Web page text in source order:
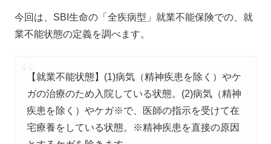
今回は、SBI生命の「全疾病型」就業不能保険での、就
業不能状態の定義を調べます。
【就業不能状態】(1)病気（精神疾患を除く）やケ
ガの治療のため入院している状態。(2)病気（精神
疾患を除く）やケガ※で、医師の指示を受けて在
宅療養をしている状態。※精神疾患を直接の原因